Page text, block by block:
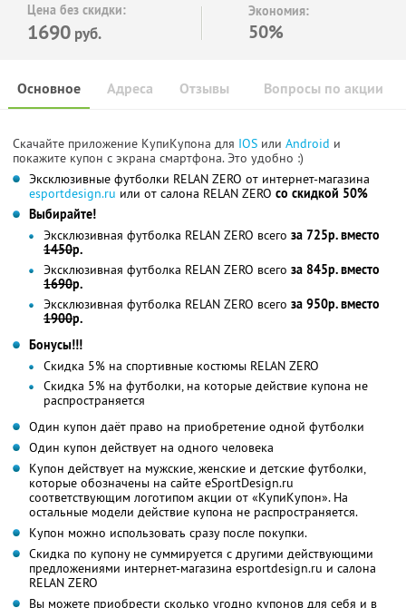
Цена без скидки:
1690 руб.
Экономия:
50%
Основное Отзывы Вопросы по акции
Адреса
Скачайте приложение КупиКупона для IOS или Android и
покажите купон с экрана смартфона. Это удобно :)
Эксклюзивные футболки RELAN ZERO от интернет-магазина
esportdesign.ru или от салона RELAN ZERO со скидкой 50%
Выбирайте!
Эксклюзивная футболка RELAN ZERO всего за 725р. вместо
1450р.
Эксклюзивная футболка RELAN ZERO всего за 845р. вместо
1690р.
Эксклюзивная футболка RELAN ZERO всего за 950р. вместо
1900р.
Бонусы!!!
Cкидка 5% на спортивные костюмы RELAN ZERO
Скидка 5% на футболки, на которые действие купона не
распространяется
Один купон даёт право на приобретение одной футболки
Один купон действует на одного человека
Купон действует на мужские, женские и детские футболки,
которые обозначены на сайте eSportDesign.ru
соответствующим логотипом акции от «КупиКупон». На
остальные модели действие купона не распространяется.
Купон можно использовать сразу после покупки.
Скидка по купону не суммируется с другими действующими
предложениями интернет-магазина esportdesign.ru и салона
RELAN ZERO
Вы можете приобрести сколько угодно купонов для себя и в